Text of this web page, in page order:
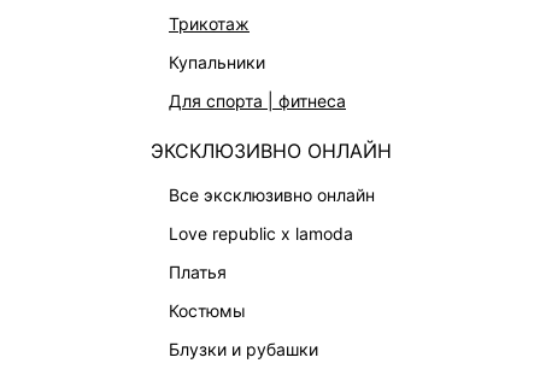
трикотаж
купальники
для спорта | фитнеса
ЭКСКЛЮЗИВНО ОНЛАЙН
все эксклюзивно онлайн
love republic x lamoda
платья
костюмы
блузки и рубашки
ФИНАЛЬНАЯ РАСПРОДАЖА
ПОДАРОЧНЫЕ СЕРТИФИКАТЫ
БАЛЬЗАМЫ-ТИНТЫ
ЛИМИТИРОВАННЫЕ КОЛЛЕКЦИИ
КАПСУЛЬНЫЙ ГАРДЕРОБ
В ОТТЕНКАХ СЕРОГО